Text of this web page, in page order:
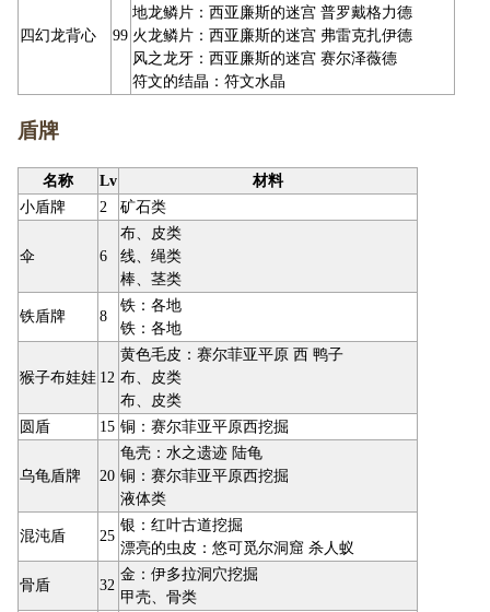
四幻龙背心 99
地龙鳞片：西亚廉斯的迷宫 普罗戴格力德
火龙鳞片：西亚廉斯的迷宫 弗雷克扎伊德
风之龙牙：西亚廉斯的迷宫 赛尔泽薇德
符文的结晶：符文水晶
盾牌
名称 Lv
材料
小盾牌
2 矿石类
伞 6
布、皮类
线、绳类
棒、茎类
铁盾牌 8
铁：各地
铁：各地
猴子布娃娃 12
黄色毛皮：赛尔菲亚平原 西 鸭子
布、皮类
布、皮类
圆盾
15 铜：赛尔菲亚平原西挖掘
乌龟盾牌 20
龟壳：水之遗迹 陆龟
铜：赛尔菲亚平原西挖掘
液体类
混沌盾 25
银：红叶古道挖掘
漂亮的虫皮：悠可觅尔洞窟 杀人蚁
骨盾 32
金：伊多拉洞穴挖掘
甲壳、骨类